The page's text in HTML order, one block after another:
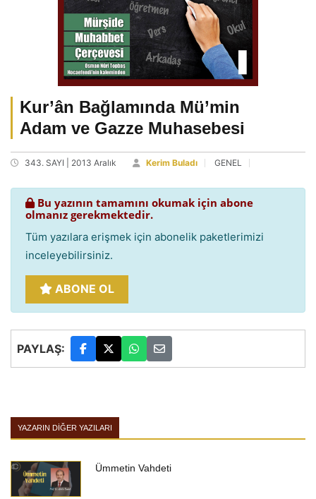
Kur’ân Bağlamında Mü’min
Adam ve Gazze Muhasebesi
343. SAYI | 2013 Aralık Kerim Buladı GENEL
Bu yazının tamamını okumak için abone
olmanız gerekmektedir.
Tüm yazılara erişmek için abonelik paketlerimizi
inceleyebilirsiniz.
ABONE OL
PAYLAŞ:
YAZARIN DIĞER YAZILARI
Ümmetin Vahdeti